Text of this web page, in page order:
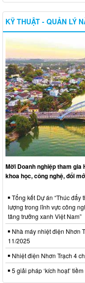
KỸ THUẬT - QUẢN LÝ
Mời Doanh nghiệp tham gia
khoa học, công nghệ, đổi
Tổng kết Dự án “Thúc đẩy
lượng trong lĩnh vực công
tăng trưởng xanh Việt Nam”
Nhà máy nhiệt điện Nhơn
11/2025
Nhiệt điện Nhơn Trạch 4
5 giải pháp ‘kích hoạt’